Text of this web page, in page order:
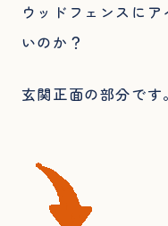
ウッドフェンスに
いのか？
玄関正面の部分です